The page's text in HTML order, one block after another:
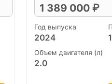
1 389 000 ₽
Год выпуска
2024
Объем двигателя (л)
2.0